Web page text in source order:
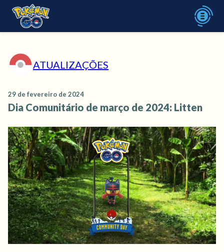
ATUALIZAÇÕES
29 de fevereiro de 2024
Dia Comunitário de março de 2024: Litten